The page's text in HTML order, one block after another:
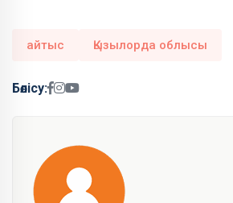
айтыс Қызылорда облысы
Бөлісу: